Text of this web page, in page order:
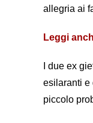
allegria ai
Leggi
I due ex
esilaranti e
piccolo